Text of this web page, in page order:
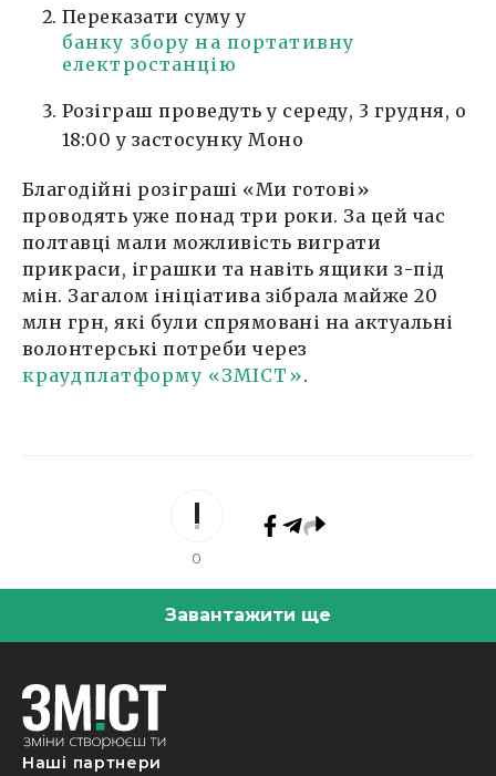
Переказати суму у
банку збору на портативну
електростанцію
Розіграш проведуть у середу, 3 грудня, о
18:00 у застосунку Моно
Благодійні розіграші «Ми готові»
проводять уже понад три роки. За цей час
полтавці мали можливість виграти
прикраси, іграшки та навіть ящики з-під
мін. Загалом ініціатива зібрала майже 20
млн грн, які були спрямовані на актуальні
волонтерські потреби через
краудплатформу «ЗМІСТ».
0
Завантажити ще
Наші партнери